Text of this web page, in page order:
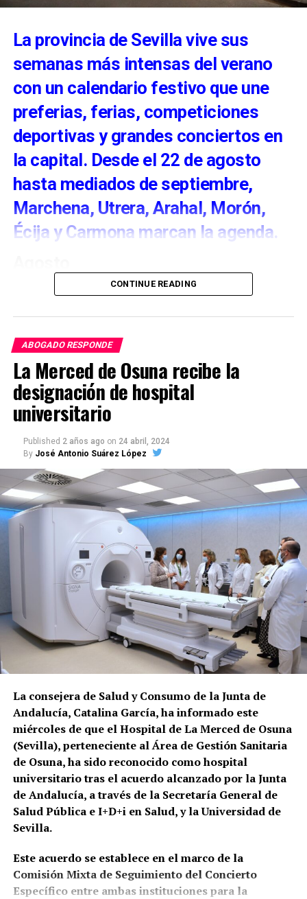
La provincia de Sevilla vive sus
semanas más intensas del verano
con un calendario festivo que une
preferias, ferias, competiciones
deportivas y grandes conciertos en
la capital. Desde el 22 de agosto
hasta mediados de septiembre,
Marchena, Utrera, Arahal, Morón,
Écija y Carmona marcan la agenda.
Viernes 22 – Utrera
Exaltación a la Feria
diseñador Vier Márquez.
21:00 h – Templo de
Consolación. Entrada gratuita.
Sábado 23 – Marchena (Pre-Feria)
Concierto de Nyno Vargas,
Cristóbal Chaves y artistas
locales
22:30 h – Antiguo parque de
atracciones. Entrada gratuita.
CONTINUE READING
ABOGADO RESPONDE
La Merced de Osuna recibe la
designación de hospital
universitario
Published 2 años ago on 24 abril, 2024
By José Antonio Suárez López
La consejera de Salud y Consumo de la Junta de
Andalucía, Catalina García, ha informado este
miércoles de que el Hospital de La Merced de Osuna
(Sevilla), perteneciente al Área de Gestión Sanitaria
de Osuna, ha sido reconocido como hospital
universitario tras el acuerdo alcanzado por la Junta
de Andalucía, a través de la Secretaría General de
Salud Pública e I+D+i en Salud, y la Universidad de
Sevilla.
Este acuerdo se establece en el marco de la
Comisión Mixta de Seguimiento del Concierto
Específico entre ambas instituciones para la